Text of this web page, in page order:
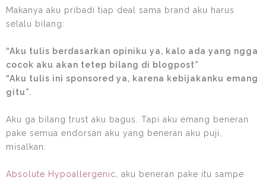
Makanya aku pribadi tiap deal sama brand aku harus
selalu bilang:
“Aku tulis berdasarkan opiniku ya, kalo ada yang ngga
cocok aku akan tetep bilang di blogpost”
“Aku tulis ini sponsored ya, karena kebijakanku emang
gitu”.
Aku ga bilang trust aku bagus. Tapi aku emang beneran
pake semua endorsan aku yang beneran aku puji,
misalkan:
Absolute Hypoallergenic , aku beneran pake itu sampe